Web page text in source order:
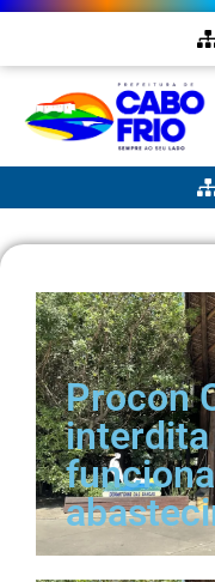
Procon